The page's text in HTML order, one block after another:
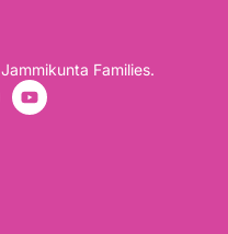
Families.